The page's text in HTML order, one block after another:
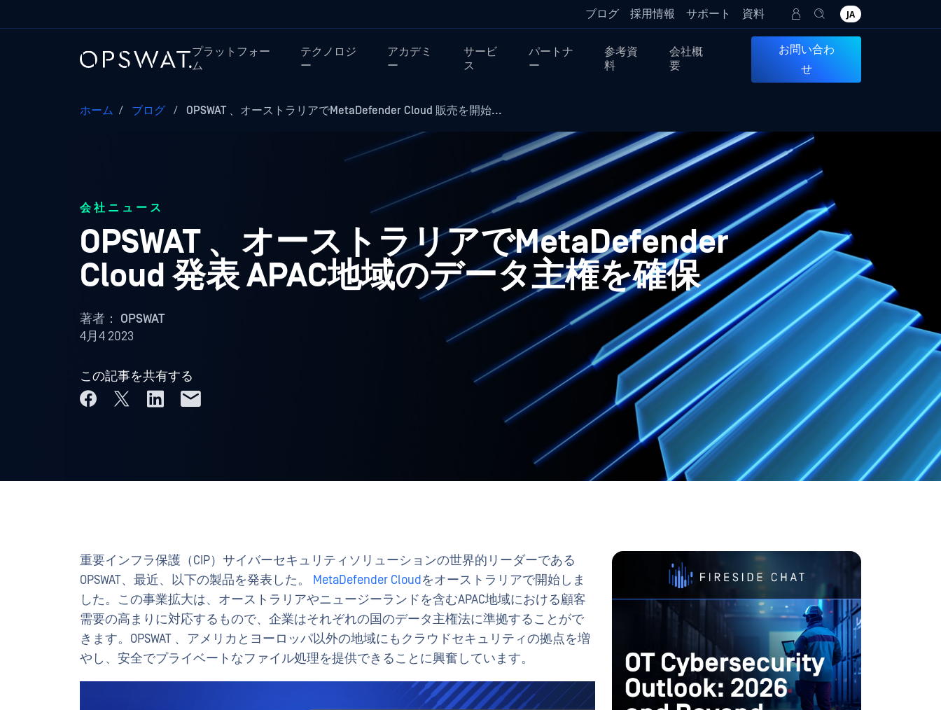
ブログ 採用情報 サポート 資料 JA
プラットフォー
ム
テクノロジ
ー
アカデミ
ー
サービ
ス
パートナ
ー
参考資
料
会社概
要
お問い合わ
せ
ホーム / ブログ / OPSWAT 、オーストラリアでMetaDefender Cloud 販売を開始...
会社ニュース
OPSWAT 、オーストラリアでMetaDefender
Cloud 発表 APAC地域のデータ主権を確保
著者： OPSWAT
4月4 2023
この記事を共有する
重要インフラ保護（CIP）サイバーセキュリティソリューションの世界的リーダーである
OPSWAT、最近、以下の製品を発表した。 MetaDefender Cloud をオーストラリアで開始しま
した。この事業拡大は、オーストラリアやニュージーランドを含むAPAC地域における顧客
需要の高まりに対応するもので、企業はそれぞれの国のデータ主権法に準拠することがで
きます。OPSWAT 、アメリカとヨーロッパ以外の地域にもクラウドセキュリティの拠点を増
やし、安全でプライベートなファイル処理を提供できることに興奮しています。